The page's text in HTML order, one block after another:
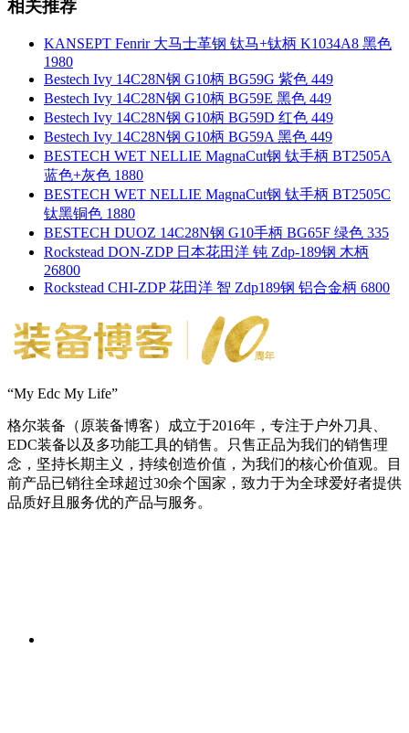
相关推荐
KANSEPT Fenrir 大马士革钢 钛马+钛柄 K1034A8 黑色
1980
Bestech Ivy 14C28N钢 G10柄 BG59G 紫色 449
Bestech Ivy 14C28N钢 G10柄 BG59E 黑色 449
Bestech Ivy 14C28N钢 G10柄 BG59D 红色 449
Bestech Ivy 14C28N钢 G10柄 BG59A 黑色 449
BESTECH WET NELLIE MagnaCut钢 钛手柄 BT2505A
蓝色+灰色 1880
BESTECH WET NELLIE MagnaCut钢 钛手柄 BT2505C
钛黑铜色 1880
BESTECH DUOZ 14C28N钢 G10手柄 BG65F 绿色 335
Rockstead DON-ZDP 日本花田洋 钝 Zdp-189钢 木柄
26800
Rockstead CHI-ZDP 花田洋 智 Zdp189钢 铝合金柄 6800
“My Edc My Life”
格尔装备（原装备博客）成立于2016年，专注于户外刀具、
EDC装备以及多功能工具的销售。只售正品为我们的销售理
念，坚持长期主义，持续创造价值，为我们的核心价值观。目
前产品已销往全球超过30余个国家，致力于为全球爱好者提供
品质好且服务优的产品与服务。